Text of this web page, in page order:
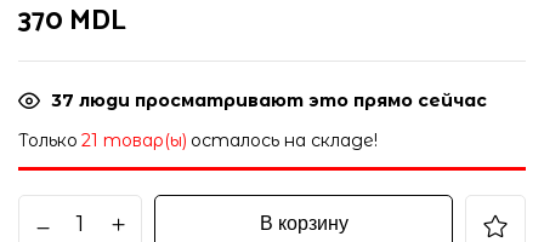
370 MDL
37 люди просматривают это прямо сейчас
Только 21 товар(ы) осталось на складе!
В корзину